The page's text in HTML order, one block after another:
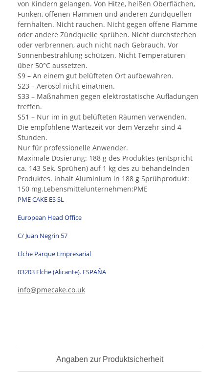
von Kindern gelangen. Von Hitze, heißen Oberflächen,
Funken, offenen Flammen und anderen Zündquellen
fernhalten. Nicht rauchen. Nicht gegen offene Flamme
oder andere Zündquelle sprühen. Nicht durchstechen
oder verbrennen, auch nicht nach Gebrauch. Vor
Sonnenbestrahlung schützen. Nicht Temperaturen
über 50°C aussetzen.
S9 – An einem gut belüfteten Ort aufbewahren.
S23 – Aerosol nicht einatmen.
S33 – Maßnahmen gegen elektrostatische Aufladungen
treffen.
S51 – Nur im in gut belüfteten Räumen verwenden.
Die empfohlene Wartezeit vor dem Verzehr sind 4
Stunden.
Nur für professionelle Anwender.
Maximale Dosierung: 188 g des Produktes (entspricht
ca. 143 Sek. Sprühen) auf 1 kg des zu behandelnden
Produktes. Inhalt Aluminium in 188 g Sprühprodukt:
150 mg.Lebensmittelunternehmen:PME
PME CAKE ES SL
European Head Office
C/ Juan Negrin 57
Elche Parque Empresarial
03203 Elche (Alicante). ESPAÑA
info@pmecake.co.uk
Angaben zur Produktsicherheit